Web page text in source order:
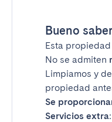
Bueno
Esta
No se admiten
Limpiamos y
propiedad
Se
Servicios extra